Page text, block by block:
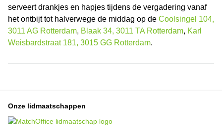
serveert drankjes en hapjes tijdens de vergadering vanaf
het ontbijt tot halverwege de middag op de Coolsingel 104,
3011 AG Rotterdam, Blaak 34, 3011 TA Rotterdam, Karl
Weisbardstraat 181, 3015 GG Rotterdam.
Onze lidmaatschappen